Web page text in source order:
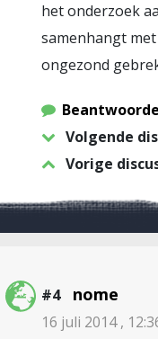
het onderzoek
samenhangt
ongezond
Volgende
Vorige
#4 nome
16 juli 2014 ,